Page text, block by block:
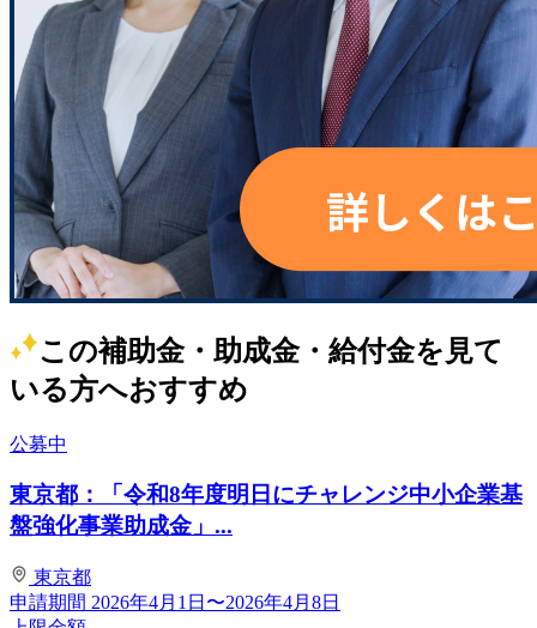
この補助金・助成金・給付金を見て
いる方へおすすめ
公募中
東京都：「令和8年度明日にチャレンジ中小企業基
盤強化事業助成金」...
東京都
申請期間 2026年4月1日〜2026年4月8日